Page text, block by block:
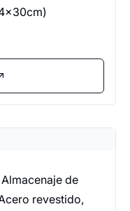
de
revestido,